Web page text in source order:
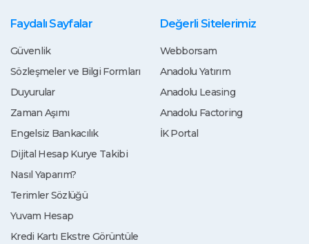
Faydalı Sayfalar
Güvenlik
Sözleşmeler ve Bilgi Formları
Duyurular
Zaman Aşımı
Engelsiz Bankacılık
Dijital Hesap Kurye Takibi
Nasıl Yaparım?
Terimler Sözlüğü
Yuvam Hesap
Kredi Kartı Ekstre Görüntüle
Değerli Sitelerimiz
Webborsam
Anadolu Yatırım
Anadolu Leasing
Anadolu Factoring
İK Portal